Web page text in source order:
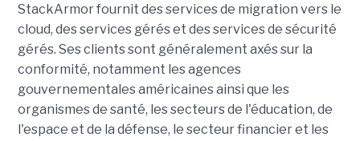
StackArmor fournit des services de migration vers le
cloud, des services gérés et des services de sécurité
gérés. Ses clients sont généralement axés sur la
conformité, notamment les agences
gouvernementales américaines ainsi que les
organismes de santé, les secteurs de l'éducation, de
l'espace et de la défense, le secteur financier et les